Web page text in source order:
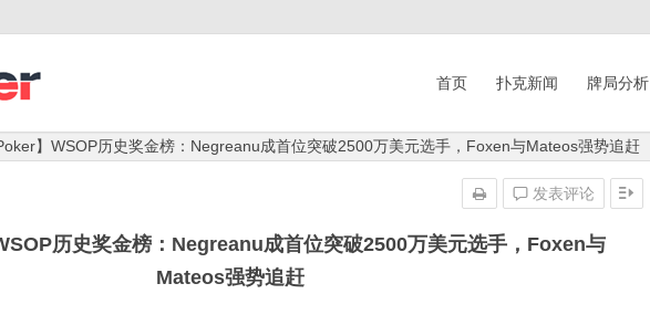
首页 扑克新闻 牌局分析
】WSOP历史奖金榜：Negreanu成首位突破2500万美元选手，Foxen与Mateos强势追赶
历史奖金榜：Negreanu成首位突破2500万美元选手，Foxen与
Mateos强势追赶
发表评论